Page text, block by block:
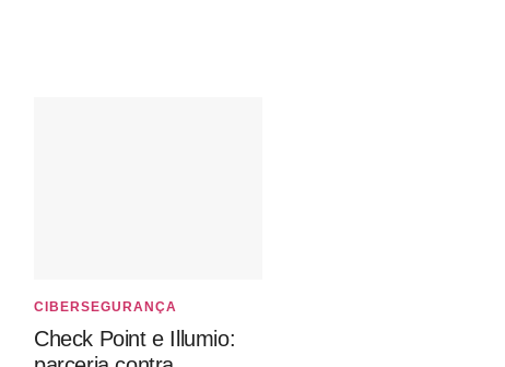
CIBERSEGURANÇA
Check Point e Illumio: